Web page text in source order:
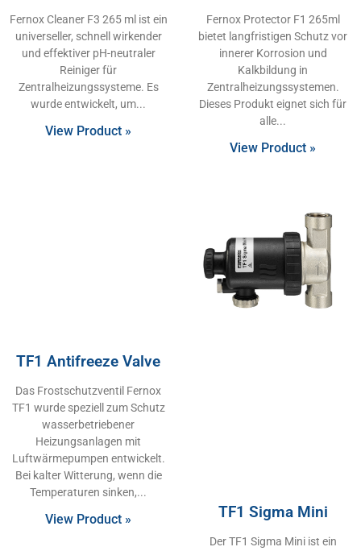
Fernox Cleaner F3 265 ml ist ein
universeller, schnell wirkender
und effektiver pH-neutraler
Reiniger für
Zentralheizungssysteme. Es
wurde entwickelt, um
View Product »
Fernox Protector F1 265ml
bietet langfristigen Schutz vor
innerer Korrosion und
Kalkbildung in
Zentralheizungssystemen.
Dieses Produkt eignet sich für
alle
View Product »
TF1 Antifreeze Valve
Das Frostschutzventil Fernox
TF1 wurde speziell zum Schutz
wasserbetriebener
Heizungsanlagen mit
Luftwärmepumpen entwickelt.
Bei kalter Witterung, wenn die
Temperaturen sinken,
View Product » TF1 Sigma Mini
Der TF1 Sigma Mini ist ein